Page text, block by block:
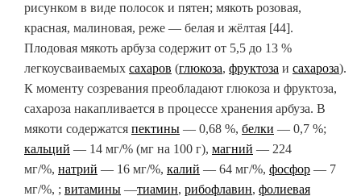
рисунком в виде полосок и пятен; мякоть розовая,
красная, малиновая, реже — белая и жёлтая [44].
Плодовая мякоть арбуза содержит от 5,5 до 13 %
легкоусваиваемых сахаров (глюкоза, фруктоза и сахароза).
К моменту созревания преобладают глюкоза и фруктоза,
сахароза накапливается в процессе хранения арбуза. В
мякоти содержатся пектины — 0,68 %, белки — 0,7 %;
кальций — 14 мг/% (мг на 100 г), магний — 224
мг/%, натрий — 16 мг/%, калий — 64 мг/%, фосфор — 7
мг/%, ; витамины —тиамин, рибофлавин, фолиевая